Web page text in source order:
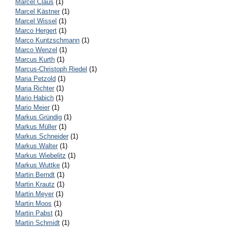
Marcel Claus (1)
Marcel Kästner (1)
Marcel Wissel (1)
Marco Hergert (1)
Marco Kuntzschmann (1)
Marco Wenzel (1)
Marcus Kurth (1)
Marcus-Christoph Riedel (1)
Maria Petzold (1)
Maria Richter (1)
Mario Habich (1)
Mario Meier (1)
Markus Gründig (1)
Markus Müller (1)
Markus Schneider (1)
Markus Walter (1)
Markus Wiebelitz (1)
Markus Wuttke (1)
Martin Berndt (1)
Martin Krautz (1)
Martin Meyer (1)
Martin Moos (1)
Martin Pabst (1)
Martin Schmidt (1)